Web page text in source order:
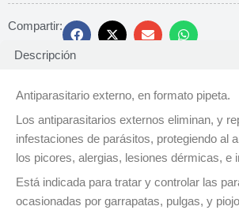
Compartir:
Descripción
Antiparasitario externo, en formato pipeta.
Los antiparasitarios externos eliminan, y
infestaciones de parásitos, protegiendo al
los picores, alergias, lesiones dérmicas, e
Está indicada para tratar y controlar las
ocasionadas por garrapatas, pulgas, y